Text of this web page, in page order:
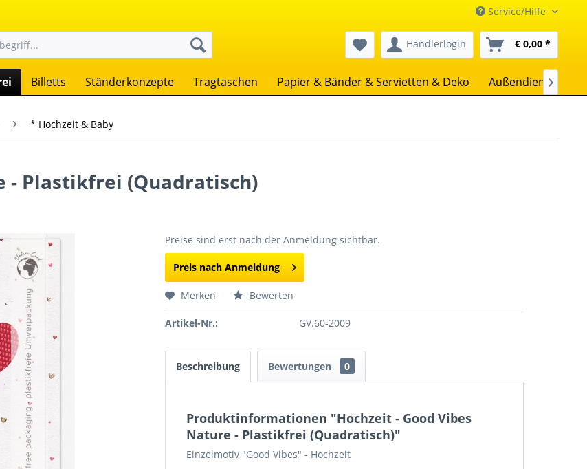
Service/Hilfe
Händlerlogin € 0,00 *
Billetts Ständerkonzepte Tragtaschen Papier & Bänder & Servietten & Deko Außendienst

* Hochzeit & Baby
- Plastikfrei (Quadratisch)
Preise sind erst nach der Anmeldung sichtbar.
Preis nach Anmeldung
Merken Bewerten
Artikel-Nr.: GV.60-2009
Beschreibung Bewertungen 0
Produktinformationen "Hochzeit - Good Vibes
Nature - Plastikfrei (Quadratisch)"
Einzelmotiv "Good Vibes" - Hochzeit